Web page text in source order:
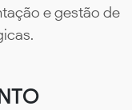
e gestão de